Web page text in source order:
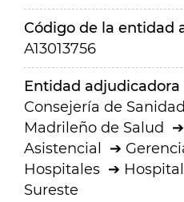
Código de la entidad
A13013756
Entidad adjudicadora
Consejería de Sanidad
Madrileño de Salud
Asistencial
Hospitales
Sureste